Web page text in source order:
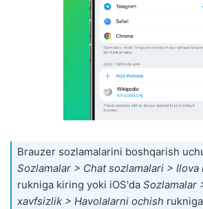
Brauzer sozlamalarini boshqarish
Sozlamalar > Chat sozlamalari >
rukniga kiring yoki iOS'da Sozlamalar
xavfsizlik > Havolalarni ochish